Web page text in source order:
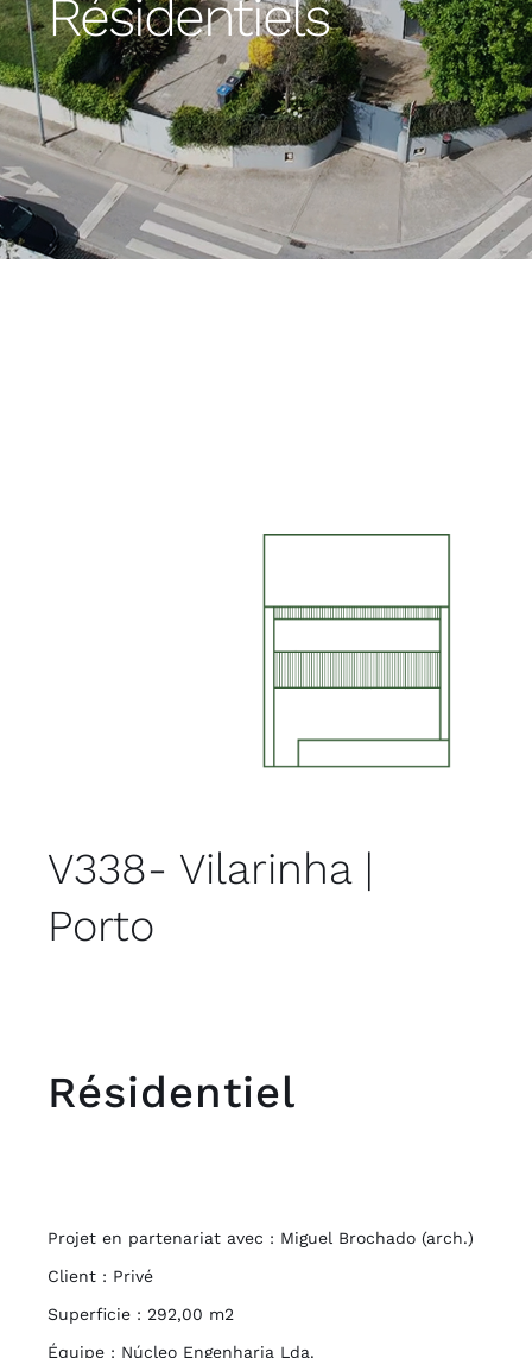
Résidentiels
V338- Vilarinha |
Porto
Résidentiel
Projet en partenariat avec : Miguel Brochado (arch.)
Client : Privé
Superficie : 292,00 m2
Équipe : Núcleo Engenharia Lda.